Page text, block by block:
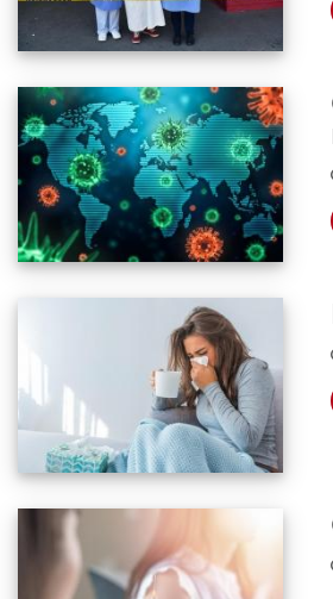
comprimé
se profile-t-
ventre
premiers
?
Fortes
grimpe-
Le
la